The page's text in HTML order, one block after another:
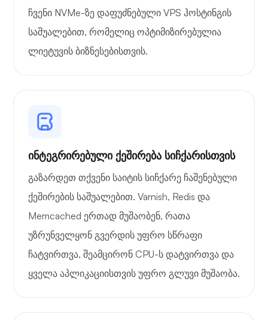
ჩვენი NVMe-ზე დაფუძნებული VPS ჰოსტინგის
საშუალებით, რომელიც ოპტიმიზირებულია
ლიეტუვის ბიზნესებისთვის.
ინტეგრირებული ქეშირება სიჩქარისთვის
გაზარდეთ თქვენი საიტის სიჩქარე ჩაშენებული
ქეშირების საშუალებით. Varnish, Redis და
Memcached ერთად მუშაობენ, რათა
უზრუნველყონ გვერდის უფრო სწრაფი
ჩატვირთვა, შეამცირონ CPU-ს დატვირთვა და
ყველა აპლიკაციისთვის უფრო გლუვი მუშაობა.